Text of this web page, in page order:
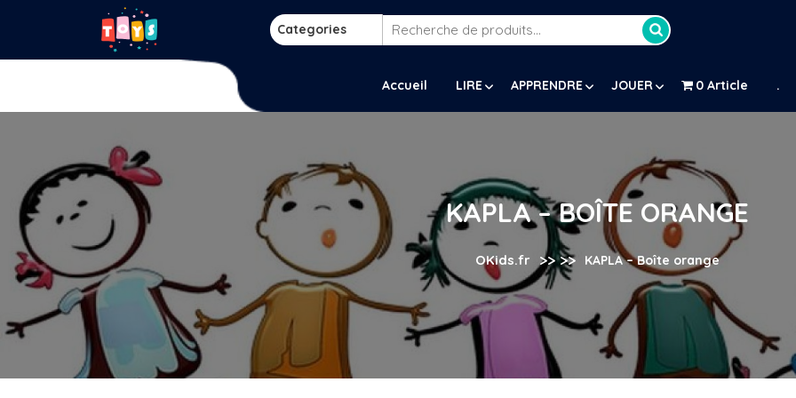
Categories
Recherche
Accueil LIRE APPRENDRE JOUER 0 Article .
KAPLA – BOÎTE ORANGE
OKids.fr >> >> KAPLA – Boîte orange